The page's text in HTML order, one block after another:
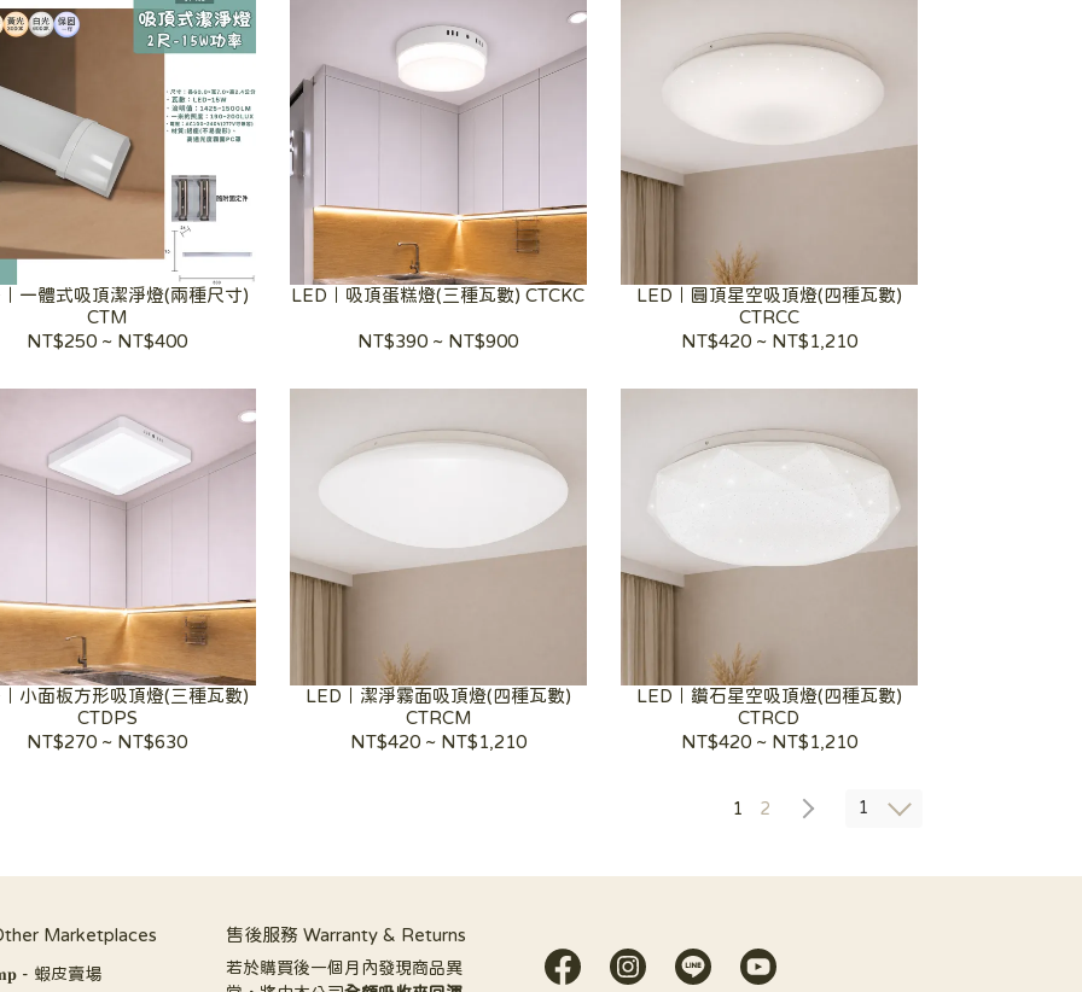
一體式吸頂潔淨燈(兩種尺寸)
CTM
NT$250 ~ NT$400
LED｜吸頂蛋糕燈(三種瓦數) CTCKC
NT$390 ~ NT$900
LED｜圓頂星空吸頂燈(四種瓦數)
CTRCC
NT$420~ NT$1,210
小面板方形吸頂燈(三種瓦數)
CTDPS
NT$270 ~ NT$630
LED｜潔淨霧面吸頂燈(四種瓦數)
CTRCM
NT$420~ NT$1,210
LED｜鑽石星空吸頂燈(四種瓦數)
CTRCD
NT$420~ NT$1,210
1 2 1
Marketplaces
- 蝦皮賣場
售後服務 Warranty & Returns
若於購買後一個月內發現商品異